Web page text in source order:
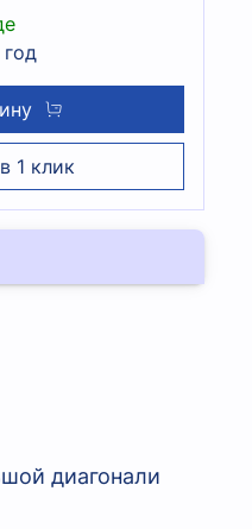
год
1 клик
диагонали